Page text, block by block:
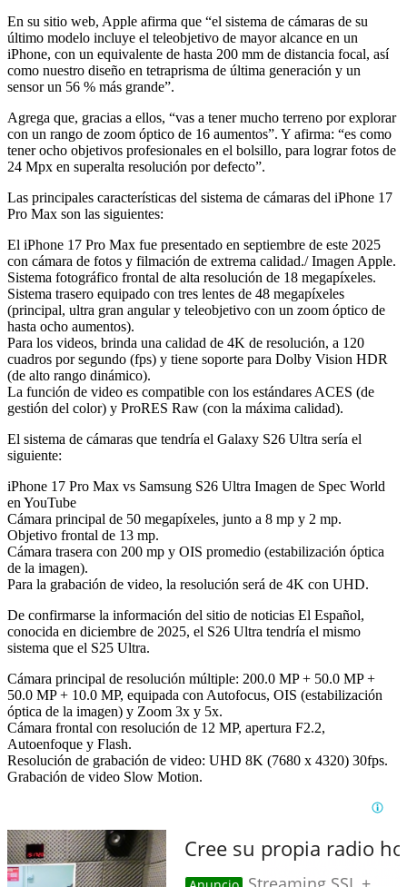
En su sitio web, Apple afirma que “el sistema de cámaras de su
último modelo incluye el teleobjetivo de mayor alcance en un
iPhone, con un equivalente de hasta 200 mm de distancia focal, así
como nuestro diseño en tetraprisma de última generación y un
sensor un 56 % más grande”.
Agrega que, gracias a ellos, “vas a tener mucho terreno por explorar
con un rango de zoom óptico de 16 aumentos”. Y afirma: “es como
tener ocho objetivos profesionales en el bolsillo, para lograr fotos de
24 Mpx en superalta resolución por defecto”.
Las principales características del sistema de cámaras del iPhone 17
Pro Max son las siguientes:
El iPhone 17 Pro Max fue presentado en septiembre de este 2025
con cámara de fotos y filmación de extrema calidad./ Imagen Apple.
Sistema fotográfico frontal de alta resolución de 18 megapíxeles.
Sistema trasero equipado con tres lentes de 48 megapíxeles
(principal, ultra gran angular y teleobjetivo con un zoom óptico de
hasta ocho aumentos).
Para los videos, brinda una calidad de 4K de resolución, a 120
cuadros por segundo (fps) y tiene soporte para Dolby Vision HDR
(de alto rango dinámico).
La función de video es compatible con los estándares ACES (de
gestión del color) y ProRES Raw (con la máxima calidad).
El sistema de cámaras que tendría el Galaxy S26 Ultra sería el
siguiente:
iPhone 17 Pro Max vs Samsung S26 Ultra Imagen de Spec World
en YouTube
Cámara principal de 50 megapíxeles, junto a 8 mp y 2 mp.
Objetivo frontal de 13 mp.
Cámara trasera con 200 mp y OIS promedio (estabilización óptica
de la imagen).
Para la grabación de video, la resolución será de 4K con UHD.
De confirmarse la información del sitio de noticias El Español,
conocida en diciembre de 2025, el S26 Ultra tendría el mismo
sistema que el S25 Ultra.
Cámara principal de resolución múltiple: 200.0 MP + 50.0 MP +
50.0 MP + 10.0 MP, equipada con Autofocus, OIS (estabilización
óptica de la imagen) y Zoom 3x y 5x.
Cámara frontal con resolución de 12 MP, apertura F2.2,
Autoenfoque y Flash.
Resolución de grabación de video: UHD 8K (7680 x 4320) 30fps.
Grabación de video Slow Motion.